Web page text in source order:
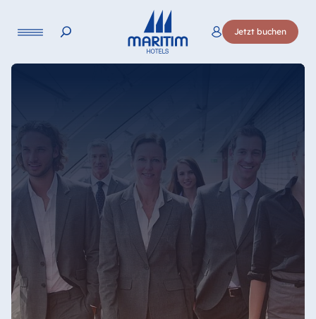
Jetzt buchen